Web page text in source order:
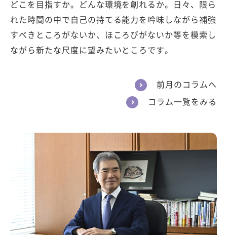
どこを目指すか。どんな環境を創れるか。日々、限ら
れた時間の中で自己の持てる能力を吟味しながら補強
すべきところがないか、ほころびがないか等を模索し
ながら新たな尺度に望みたいところです。
前月のコラムへ
コラム一覧をみる